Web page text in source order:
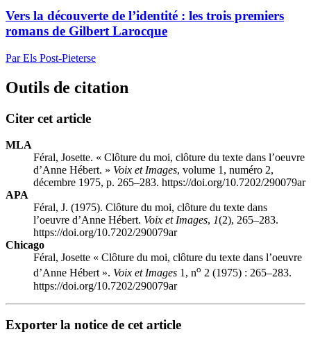
Vers la découverte de l’identité : les trois premiers
romans de Gilbert Larocque
Par Els Post-Pieterse
Outils de citation
Citer cet article
MLA
Féral, Josette. « Clôture du moi, clôture du texte dans l’oeuvre
d’Anne Hébert. » Voix et Images, volume 1, numéro 2,
décembre 1975, p. 265–283. https://doi.org/10.7202/290079ar
APA
Féral, J. (1975). Clôture du moi, clôture du texte dans
l’oeuvre d’Anne Hébert. Voix et Images, 1(2), 265–283.
https://doi.org/10.7202/290079ar
Chicago
Féral, Josette « Clôture du moi, clôture du texte dans l’oeuvre
d’Anne Hébert ». Voix et Images 1, no 2 (1975) : 265–283.
https://doi.org/10.7202/290079ar
Exporter la notice de cet article